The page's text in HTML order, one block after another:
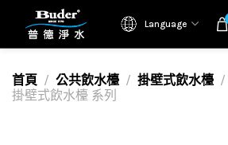
Language
首頁 公共飲水檯 掛壁式飲水檯
掛壁式飲水檯 系列